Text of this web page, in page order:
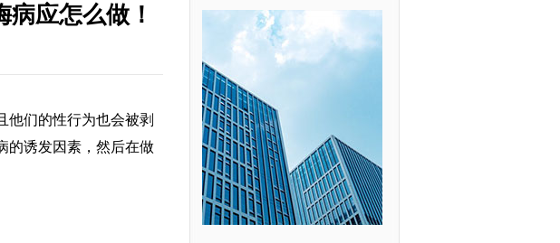
应怎么做！
他们的性行为也会被剥
的诱发因素，然后在做